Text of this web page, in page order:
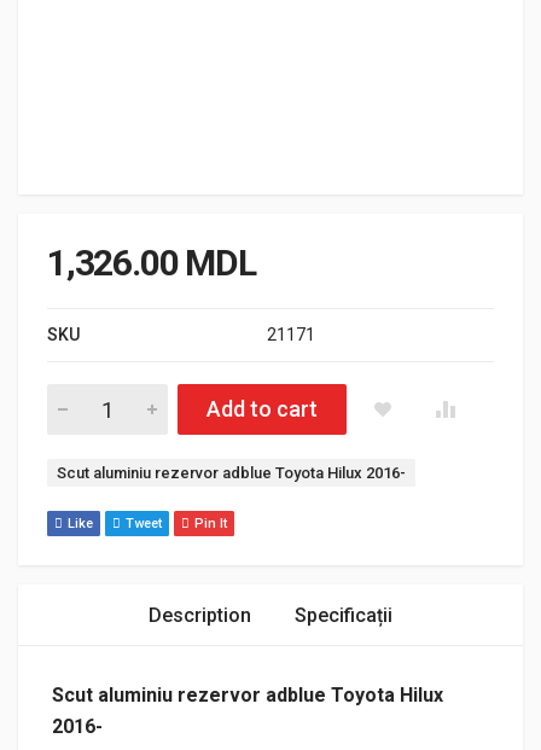
1,326.00 MDL
SKU 21171
Cantitate Scut aluminiu rezervor adblue Toyota Hilux 2016-
Add to cart
Etichetă:
Scut aluminiu rezervor adblue Toyota Hilux 2016-
Like Tweet Pin It
Description Specificații
Scut aluminiu rezervor adblue Toyota Hilux
2016-